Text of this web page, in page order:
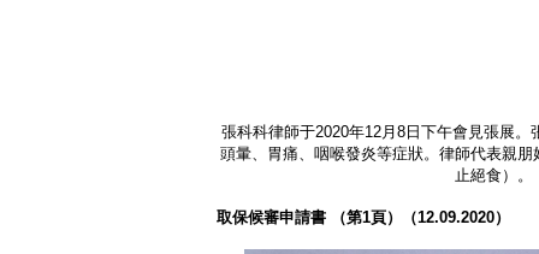
張科科律師于2020年12月8日下午會見張展
頭暈、胃痛、咽喉發炎等症狀。律師代表親
止絕食）。
取保候審申請書 （第1頁）（12.09.2020）